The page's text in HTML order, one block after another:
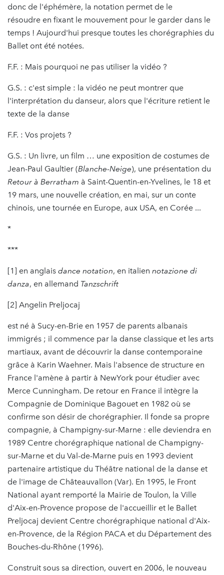
donc de l'éphémère, la notation permet de le
résoudre en fixant le mouvement pour le garder dans le
temps ! Aujourd'hui presque toutes les chorégraphies du
Ballet ont été notées.
F.F. : Mais pourquoi ne pas utiliser la vidéo ?
G.S. : c'est simple : la vidéo ne peut montrer que
l'interprétation du danseur, alors que l'écriture retient le
texte de la danse
F.F. : Vos projets ?
G.S. : Un livre, un film … une exposition de costumes de
Jean-Paul Gaultier (Blanche-Neige), une présentation du
Retour à Berratham à Saint-Quentin-en-Yvelines, le 18 et
19 mars, une nouvelle création, en mai, sur un conte
chinois, une tournée en Europe, aux USA, en Corée ...
*
***
[1] en anglais dance notation, en italien notazione di
danza, en allemand Tanzschrift
[2] Angelin Preljocaj
est né à Sucy-en-Brie en 1957 de parents albanais
immigrés ; il commence par la danse classique et les arts
martiaux, avant de découvrir la danse contemporaine
grâce à Karin Waehner. Mais l'absence de structure en
France l'amène à partir à NewYork pour étudier avec
Merce Cunningham. De retour en France il intègre la
Compagnie de Dominique Bagouet en 1982 où se
confirme son désir de chorégraphier. Il fonde sa propre
compagnie, à Champigny-sur-Marne : elle deviendra en
1989 Centre chorégraphique national de Champigny-
sur-Marne et du Val-de-Marne puis en 1993 devient
partenaire artistique du Théâtre national de la danse et
de l'image de Châteauvallon (Var). En 1995, le Front
National ayant remporté la Mairie de Toulon, la Ville
d'Aix-en-Provence propose de l'accueillir et le Ballet
Preljocaj devient Centre chorégraphique national d'Aix-
en-Provence, de la Région PACA et du Département des
Bouches-du-Rhône (1996).
Construit sous sa direction, ouvert en 2006, le nouveau